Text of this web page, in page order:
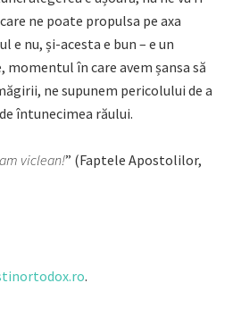
ne poate propulsa pe axa
e nu, și-acesta e bun – e un
în care avem șansa să
ne supunem pericolului de a
întunecimea răului.
viclean!” (Faptele Apostolilor,
.